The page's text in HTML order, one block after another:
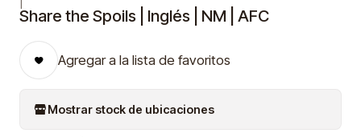
Share the Spoils | Inglés | NM | AFC
Agregar a la lista de favoritos
Mostrar stock de ubicaciones